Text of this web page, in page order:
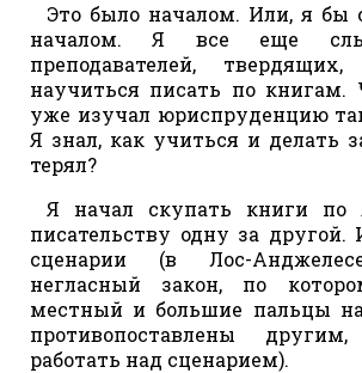
Это было началом. Или, я бы
началом. Я все еще
преподавателей,
научиться писать по
уже изучал юриспруденцию
Я знал, как учиться и делать
терял?
Я начал скупать книги по
писательству одну за другой.
сценарии (в Лос-
негласный закон, по
местный и большие пальцы
противопоставлены
работать над сценарием).